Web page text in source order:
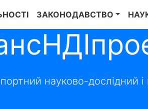
ЗАКОНОДАВСТВО
науково-дослідний і